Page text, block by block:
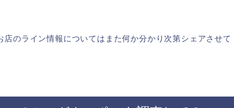
店のライン情報についてはまた何か分かり次第シェアさせて